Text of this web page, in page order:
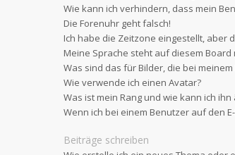
Wie kann ich verhindern, dass mein
Die Forenuhr geht falsch!
Ich habe die Zeitzone eingestellt, aber
Meine Sprache steht auf diesem Board
Was sind das für Bilder, die bei
Wie verwende ich einen Avatar?
Was ist mein Rang und wie kann ich ihn
Wenn ich bei einem Benutzer auf den
Beiträge schreiben